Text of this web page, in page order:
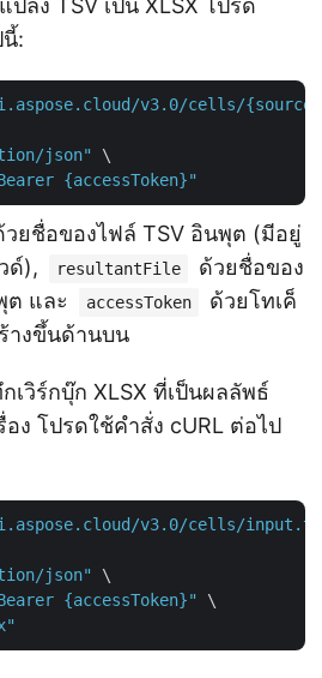
:
v3.0/cells/
json"
\
{accessToken}"
วยชื่อของไฟล์ TSV อินพุต (มีอยู่
ด์),
resultantFile
ด้วยชื่อของ
ต และ
accessToken
ด้วยโทเค็
างขึ้นด้านบน
เวิร์กบุ๊ก XLSX ที่เป็นผลลัพธ์
อง โปรดใช้คำสั่ง cURL ต่อไป
v3.0/cells/
json"
\
{accessToken}"
\